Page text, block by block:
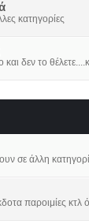
κατηγορίες
και δεν το
σε άλλη
παροιμίες κτλ